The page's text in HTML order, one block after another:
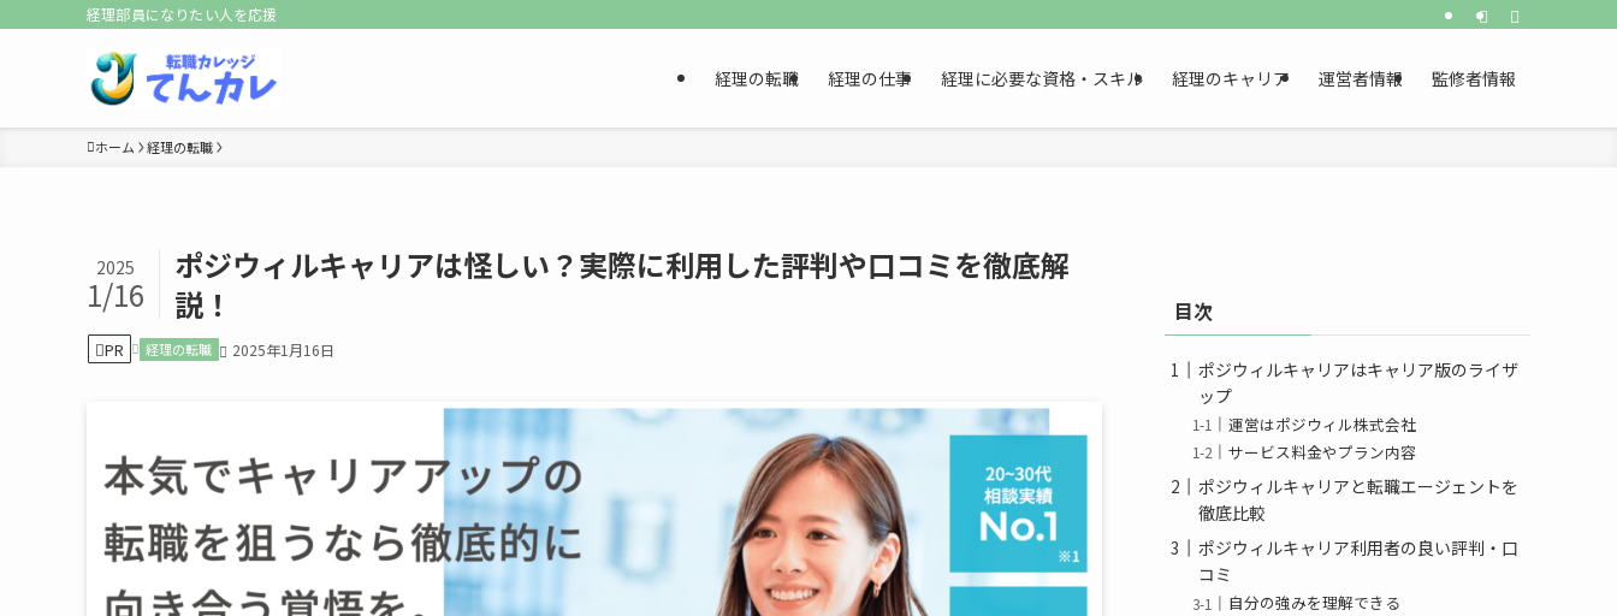
経理部員になりたい人を応援
経理の転職 経理の仕事 経理に必要な資格・スキル 経理のキャリア 運営者情報 監修者情報
ホーム 経理の転職
ポジウィルキャリアは怪しい？実際に利用した評判や口コミを徹底解
説！
2025
1/16
PR 経理の転職 2025年1月16日
目次
ポジウィルキャリアはキャリア版のライザ
ップ
運営はポジウィル株式会社
サービス料金やプラン内容
ポジウィルキャリアと転職エージェントを
徹底比較
ポジウィルキャリア利用者の良い評判・口
コミ
自分の強みを理解できる